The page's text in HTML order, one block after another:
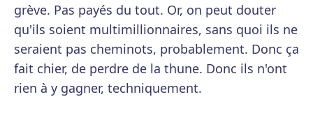
grève. Pas payés du tout. Or, on peut douter
qu'ils soient multimillionnaires, sans quoi ils ne
seraient pas cheminots, probablement. Donc ça
fait chier, de perdre de la thune. Donc ils n'ont
rien à y gagner, techniquement.